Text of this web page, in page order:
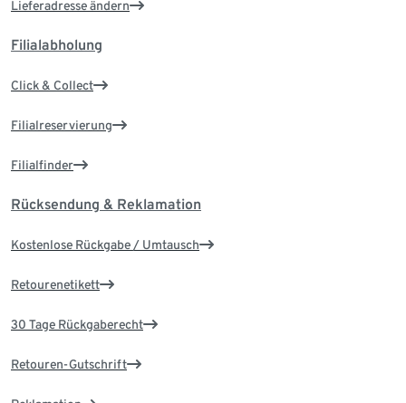
Lieferadresse ändern
Filialabholung
Click & Collect
Filialreservierung
Filialfinder
Rücksendung & Reklamation
Kostenlose Rückgabe / Umtausch
Retourenetikett
30 Tage Rückgaberecht
Retouren-Gutschrift